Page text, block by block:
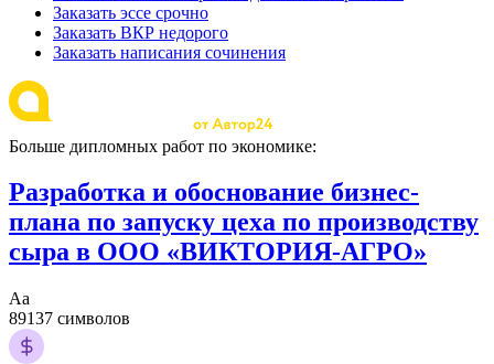
Заказать эссе срочно
Заказать ВКР недорого
Заказать написания сочинения
Больше дипломных работ по экономике:
Разработка и обоснование бизнес-
плана по запуску цеха по производству
сыра в ООО «ВИКТОРИЯ-АГРО»
Аа
89137 символов